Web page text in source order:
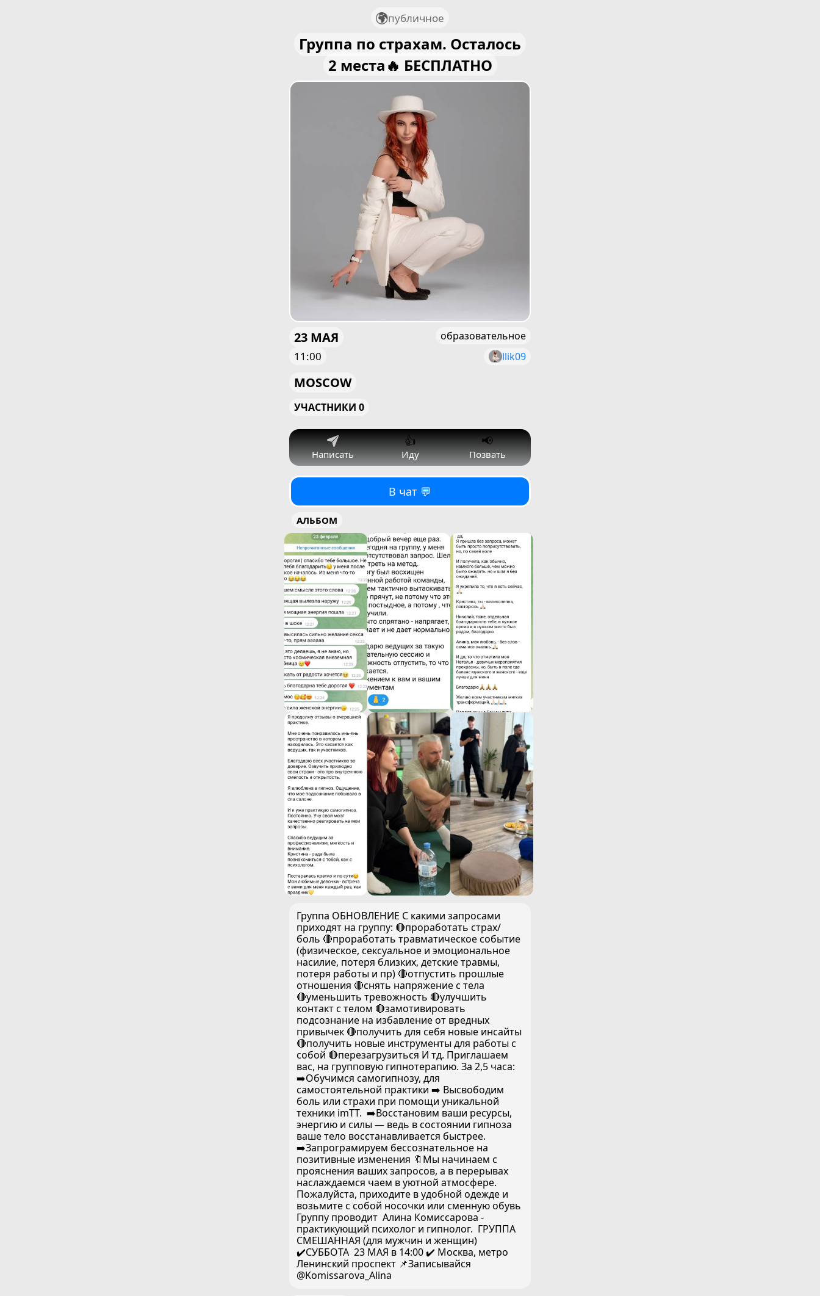
публичное
Группа по страхам. Осталось
2 места🔥 БЕСПЛАТНО
23 МАЯ
11:00
образовательное
llik09
MOSCOW
УЧАСТНИКИ 0
Написать
👍
Иду
📢
Позвать
В чат 💬
АЛЬБОМ
Группа ОБНОВЛЕНИЕ С какими запросами
приходят на группу: 🔴проработать страх/
боль 🔴проработать травматическое событие
(физическое, сексуальное и эмоциональное
насилие, потеря близких, детские травмы,
потеря работы и пр) 🔴отпустить прошлые
отношения 🔴снять напряжение с тела
🔴уменьшить тревожность 🔴улучшить
контакт с телом 🔴замотивировать
подсознание на избавление от вредных
привычек 🔴получить для себя новые инсайты
🔴получить новые инструменты для работы с
собой 🔴перезагрузиться И тд. Приглашаем
вас, на групповую гипнотерапию. За 2,5 часа:
➡️Обучимся самогипнозу, для
самостоятельной практики ➡️ Высвободим
боль или страхи при помощи уникальной
техники imTT. ➡️Восстановим ваши ресурсы,
энергию и силы — ведь в состоянии гипноза
ваше тело восстанавливается быстрее.
➡️Запрограмируем бессознательное на
позитивные изменения 🔖Мы начинаем с
прояснения ваших запросов, а в перерывах
наслаждаемся чаем в уютной атмосфере.
Пожалуйста, приходите в удобной одежде и
возьмите с собой носочки или сменную обувь
Группу проводит Алина Комиссарова -
практикующий психолог и гипнолог. ГРУППА
СМЕШАННАЯ (для мужчин и женщин)
✔️СУББОТА 23 МАЯ в 14:00 ✔️ Москва, метро
Ленинский проспект 📌Записывайся
@Komissarova_Alina